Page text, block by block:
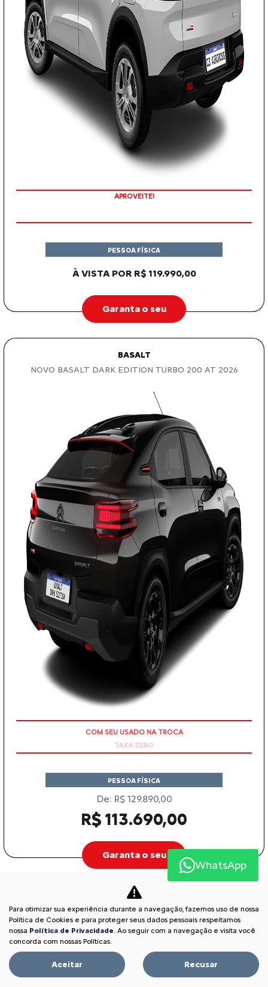
APROVEITE!
À VISTA POR R$ 119.990,00
PESSOA FÍSICA
Garanta o seu
BASALT
NOVO BASALT DARK EDITION TURBO 200 AT 2026
PESSOA FÍSICA
De: R$ 129.890,00
R$ 113.690,00
Garanta o seu
BASALT
BASALT SHINE TURBO 200 AT 2026
WhatsApp
Para otimizar sua experiência durante a navegação, fazemos uso de nossa
Política de Cookies e para proteger seus dados pessoais respeitamos
nossa Política de Privacidade. Ao seguir com a navegação e visita você
concorda com nossas Políticas.
Aceitar Recusar